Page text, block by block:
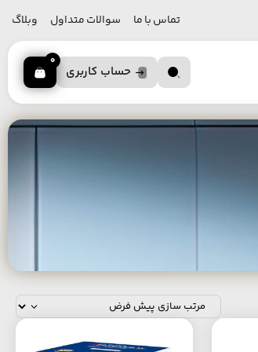
تماس با ما سوالات متداول وبلاگ
حساب کاربری
0